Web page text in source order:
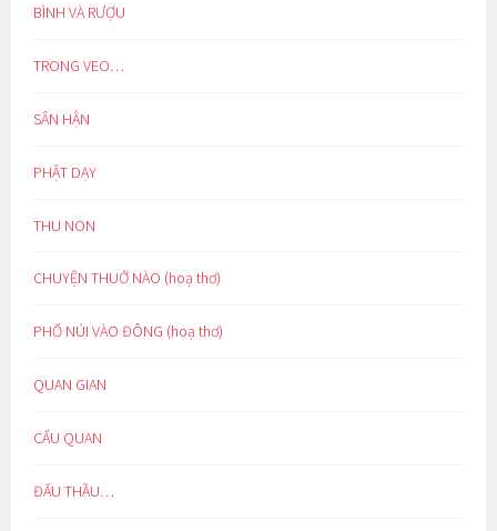
BÌNH VÀ RƯỢU
TRONG VEO…
SÂN HẬN
PHẬT DẠY
THU NON
CHUYỆN THUỞ NÀO (hoạ thơ)
PHỐ NÚI VÀO ĐÔNG (hoạ thơ)
QUAN GIAN
CẨU QUAN
ĐẤU THẦU…